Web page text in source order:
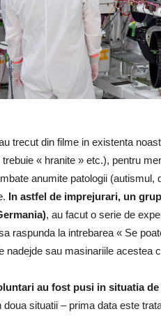
trecut din filme in existenta
« hranite » etc.), pentru
anumite patologii
In astfel de imprejurari, un
, au facut o serie de
raspunda la intrebarea « Se
nadejde sau masinariile acestea
au fost pusi in situatia
situatii – prima data este